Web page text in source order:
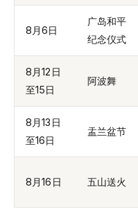
8月6日
广岛和平
纪念仪式
8月12日
至15日
阿波舞
8月13日
至16日
盂兰盆节
8月16日 五山送火